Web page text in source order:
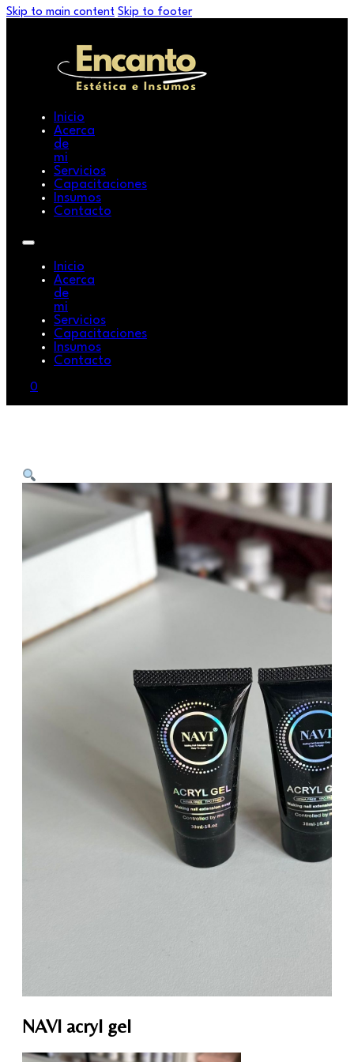
Skip to main content Skip to footer
Inicio
Acerca
de
mi
Servicios
Capacitaciones
Insumos
Contacto
Inicio
Acerca
de
mi
Servicios
Capacitaciones
Insumos
Contacto
0
NAVI acryl gel